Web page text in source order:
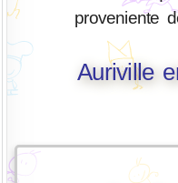
proveniente
Auriville